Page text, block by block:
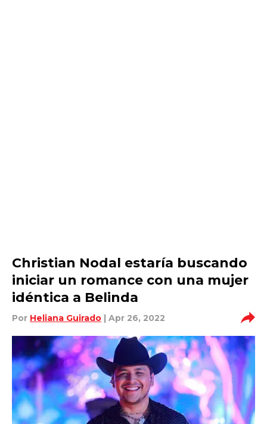
Christian Nodal estaría buscando
iniciar un romance con una mujer
idéntica a Belinda
Por Heliana Guirado | Apr 26, 2022